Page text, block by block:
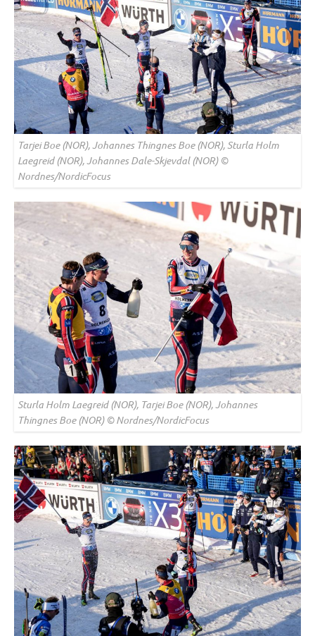
Tarjei Boe (NOR), Johannes Thingnes Boe (NOR), Sturla Holm
Laegreid (NOR), Johannes Dale-Skjevdal (NOR) ©
Nordnes/NordicFocus
Sturla Holm Laegreid (NOR), Tarjei Boe (NOR), Johannes
Thingnes Boe (NOR) © Nordnes/NordicFocus